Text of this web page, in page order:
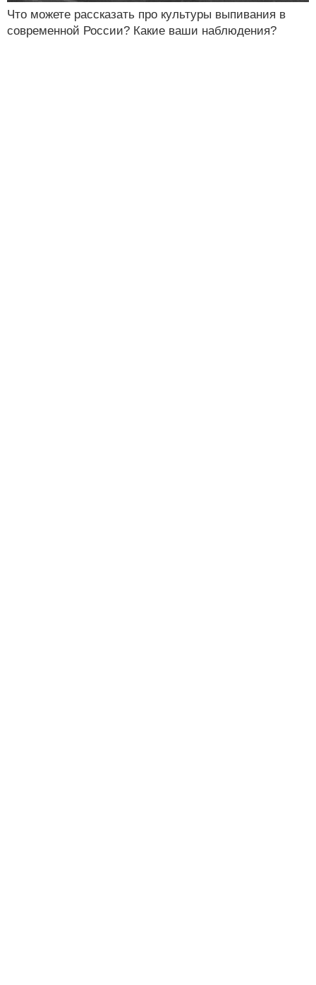
Что можете рассказать про культуры выпивания в
современной России? Какие ваши наблюдения?